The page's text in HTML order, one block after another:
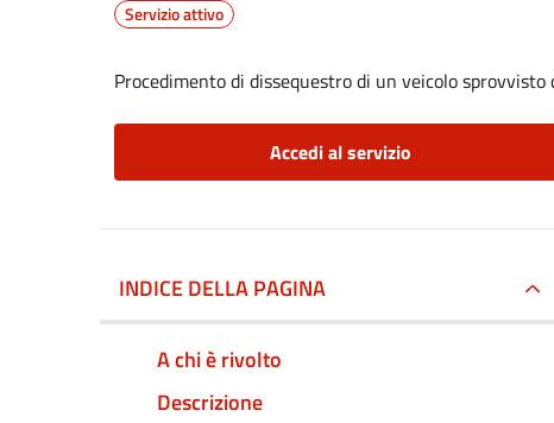
Servizio attivo
Procedimento di dissequestro di un veicolo
Accedi al servizio
INDICE DELLA PAGINA
A chi è rivolto
Descrizione